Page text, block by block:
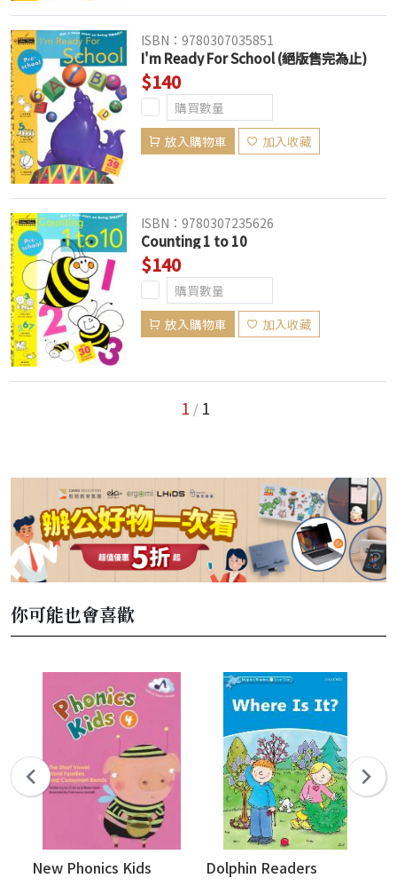
ISBN：9780307035851
I'm Ready For School (絕版售完為止)
$140
放入購物車 加入收藏
ISBN：9780307235626
Counting 1 to 10
$140
放入購物車 加入收藏
1 / 1
你可能也會喜歡
New Phonics Kids Dolphin Readers